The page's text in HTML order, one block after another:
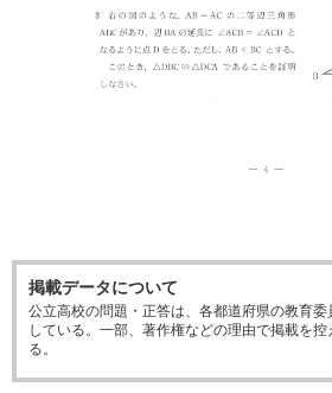
掲載データについて
公立高校の問題・正答は、各都道府県の教育
している。一部、著作権などの理由で掲載を
る。